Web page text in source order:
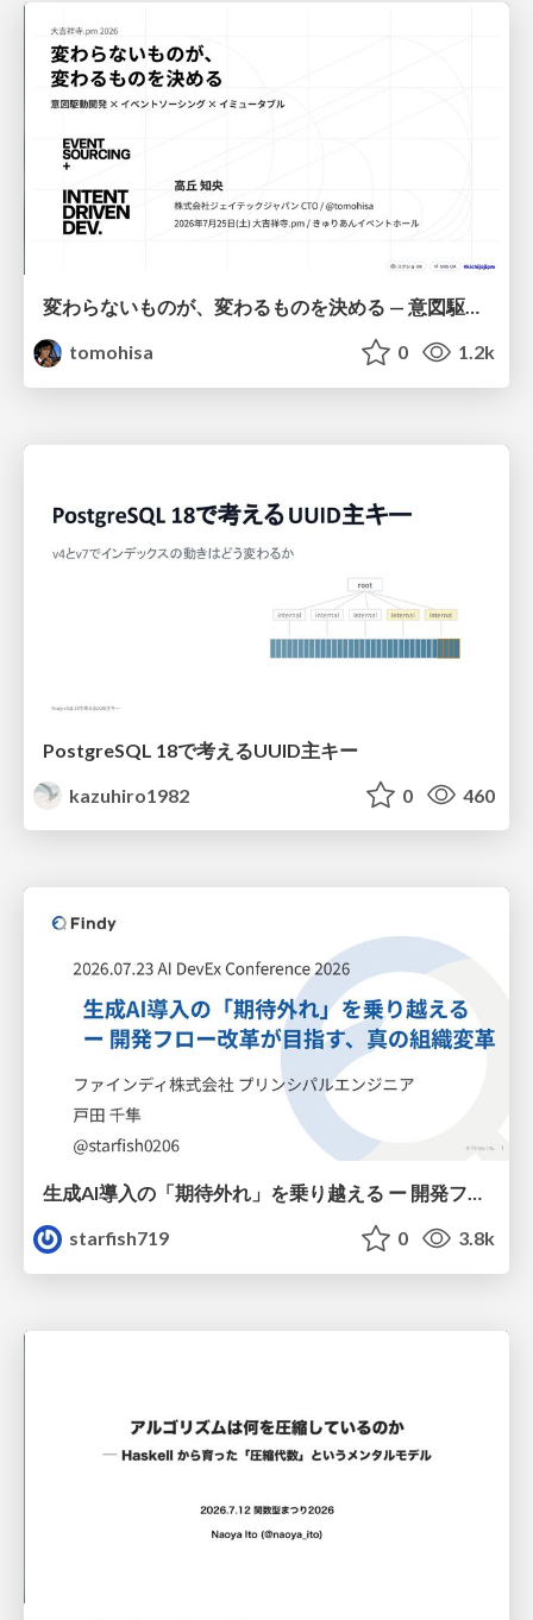
変わらないものが、変わるものを決める — 意図駆動開発 × イベントソーシング × イミュータブル | What Doesn't Change Decides What Can — IDD × Event Sourcing × Immutability
tomohisa
0 1.2k
PostgreSQL 18で考えるUUID主キー
kazuhiro1982
0 460
生成AI導入の「期待外れ」を乗り越える ー 開発フロー改革が目指す、真の組織変革
starfish719
0 3.8k